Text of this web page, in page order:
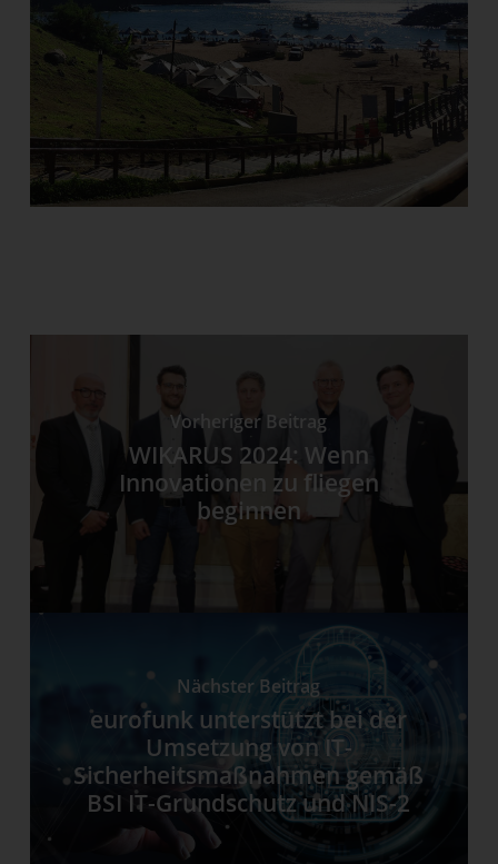
Vorheriger Beitrag
WIKARUS 2024: Wenn
Innovationen zu fliegen
beginnen
Nächster Beitrag
eurofunk unterstützt bei der
Umsetzung von IT-
Sicherheitsmaßnahmen gemäß
BSI IT-Grundschutz und NIS-2